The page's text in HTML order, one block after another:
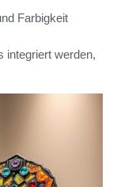
Farbigkeit
integriert werden,